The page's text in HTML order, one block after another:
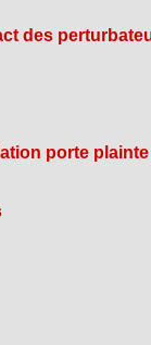
des
porte plainte